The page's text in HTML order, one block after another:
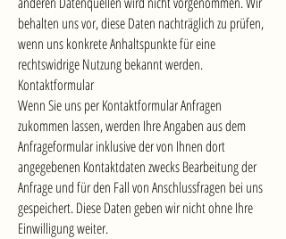
behalten uns vor, diese Daten nachträglich zu prüfen,
wenn uns konkrete Anhaltspunkte für eine
rechtswidrige Nutzung bekannt werden.
Kontaktformular
Wenn Sie uns per Kontaktformular Anfragen
zukommen lassen, werden Ihre Angaben aus dem
Anfrageformular inklusive der von Ihnen dort
angegebenen Kontaktdaten zwecks Bearbeitung der
Anfrage und für den Fall von Anschlussfragen bei uns
gespeichert. Diese Daten geben wir nicht ohne Ihre
Einwilligung weiter.